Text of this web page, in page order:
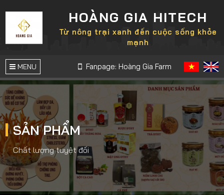
HOÀNG GIA HITECH
Từ nông trại xanh đến cuộc sống khỏe
mạnh
MENU Fanpage: Hoàng Gia Farm
SẢN PHẨM
Chất lượng tuyệt đối